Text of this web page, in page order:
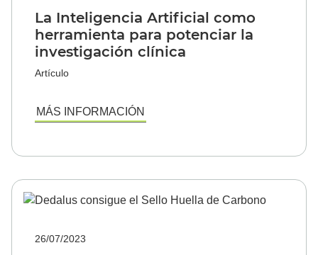
La Inteligencia Artificial como
herramienta para potenciar la
investigación clínica
Artículo
MÁS INFORMACIÓN
26/07/2023